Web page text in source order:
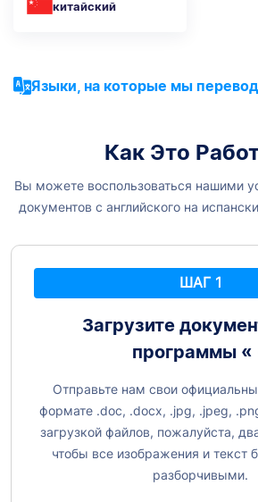
китайский
Языки, на которые мы
Как Это
Вы можете воспользоваться нашими
документов с английского на
ШАГ 1
Загрузите
программы «
Отправьте нам свои
формате .doc, .docx, .jpg, .jpeg,
загрузкой файлов, пожалуйста,
чтобы все изображения и текст
разборчивыми.